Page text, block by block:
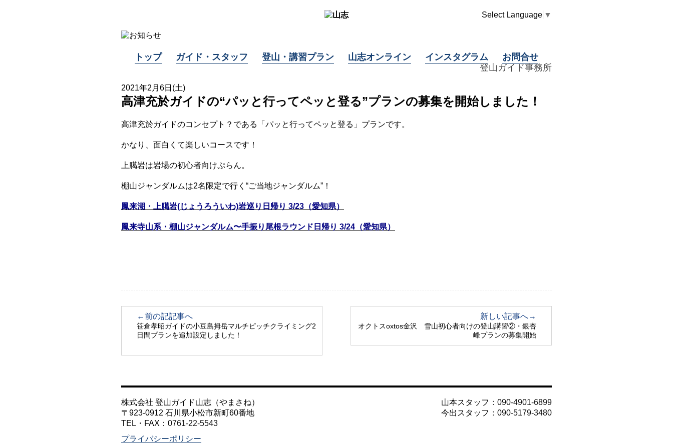
登山ガイド事務所
Select Language ▼
トップ ガイド・スタッフ 登山・講習プラン 山志オンライン インスタグラム お問合せ
2021年2月6日(土)
高津充於ガイドの“パッと行ってペッと登る”プランの募集を開始しました！
高津充於ガイドのコンセプト？である「パッと行ってペッと登る」プランです。
かなり、面白くて楽しいコースです！
上臈岩は岩場の初心者向けぷらん。
棚山ジャンダルムは2名限定で行く“ご当地ジャンダルム”！
鳳来湖・上臈岩(じょうろういわ)岩巡り日帰り 3/23 （愛知県）
鳳来寺山系・棚山ジャンダルム〜手振り尾根ラウンド日帰り 3/24 （愛知県）
新しい記事へ→
オクトスoxtos金沢 雪山初心者向けの登山講習②・銀杏
峰プランの募集開始
←前の記記事へ
笹倉孝昭ガイドの小豆島拇岳マルチピッチクライミング2
日間プランを追加設定しました！
株式会社 登山ガイド山志（やまさね）
〒923-0912 石川県小松市新町60番地
TEL・FAX： 0761-22-5543
プライバシーポリシー
山本スタッフ： 090-4901-6899
今出スタッフ： 090-5179-3480